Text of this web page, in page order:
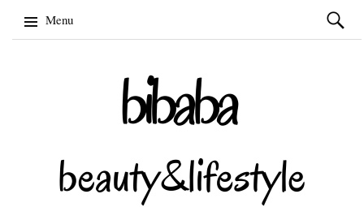
Menu
Szukaj: